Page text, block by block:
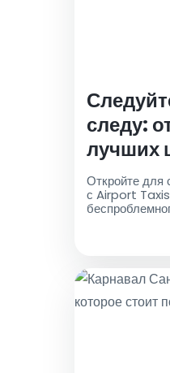
следу:
лучших
Откройте для
с Airport